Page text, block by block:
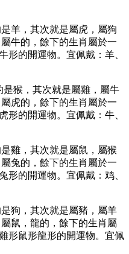
⽺，其次就是屬⻁，屬狗
⽜的，餘下的⽣肖屬於⼀
形的開運物。宜佩戴：⽺、
是猴，其次就是屬雞，屬⽜
⻁的，餘下的⽣肖屬於⼀
形的開運物。宜佩戴：⽜、
雞，其次就是屬⿏，屬猴
兔的，餘下的⽣肖屬於⼀
形的開運物。宜佩戴：鸡、
狗，其次就是屬豬，屬⽺
⿏，⿓的，餘下的⽣肖屬
形⿏形⿓形的開運物。宜佩